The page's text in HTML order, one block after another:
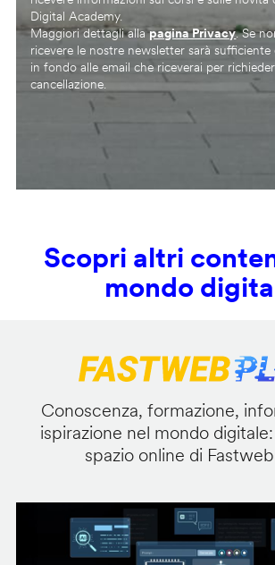
Digital Academy.
Maggiori dettagli allapagina Privacy. Se
ricevere le nostre newsletter sarà sufficiente
in fondo alle email che riceverai per
cancellazione.
Scopri altri
mondo
Conoscenza, formazione,
ispirazione nel mondo
spazio online di